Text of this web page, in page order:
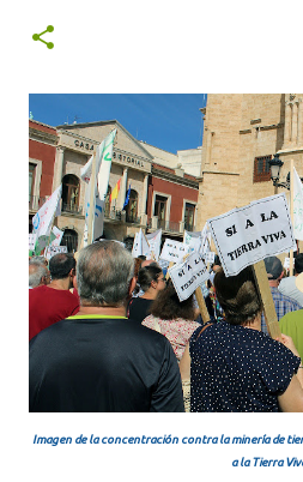
Imagen de la concentración contra la minería de
a la Tierra